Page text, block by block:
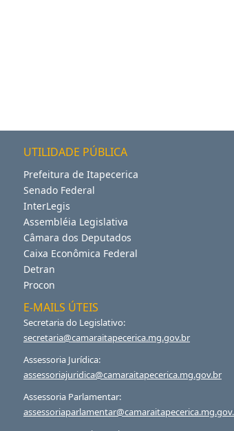
UTILIDADE PÚBLICA
Prefeitura de Itapecerica
Senado Federal
InterLegis
Assembléia Legislativa
Câmara dos Deputados
Caixa Econômica Federal
Detran
Procon
E-MAILS ÚTEIS
Secretaria do Legislativo:
secretaria@camaraitapecerica.mg.gov.br
Assessoria Jurídica:
assessoriajuridica@camaraitapecerica.mg.gov.br
Assessoria Parlamentar: